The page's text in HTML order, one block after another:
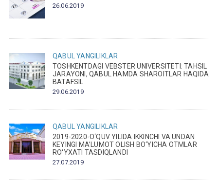
26.06.2019
QABUL YANGILIKLAR
TOSHKENTDAGI VEBSTER UNIVERSITETI: TAHSIL
JARAYONI, QABUL HAMDA SHAROITLAR HAQIDA
BATAFSIL
29.06.2019
QABUL YANGILIKLAR
2019-2020-O‘QUV YILIDA IKKINCHI VA UNDAN
KEYINGI MA’LUMOT OLISH BO‘YICHA OTMLAR
RO‘YXATI TASDIQLANDI
27.07.2019